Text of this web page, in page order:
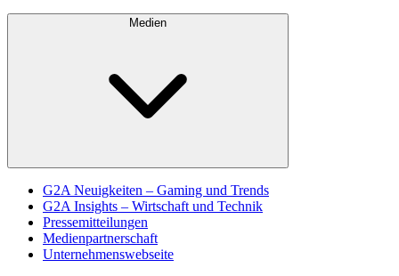
Medien
G2A Neuigkeiten – Gaming und Trends
G2A Insights – Wirtschaft und Technik
Pressemitteilungen
Medienpartnerschaft
Unternehmenswebseite